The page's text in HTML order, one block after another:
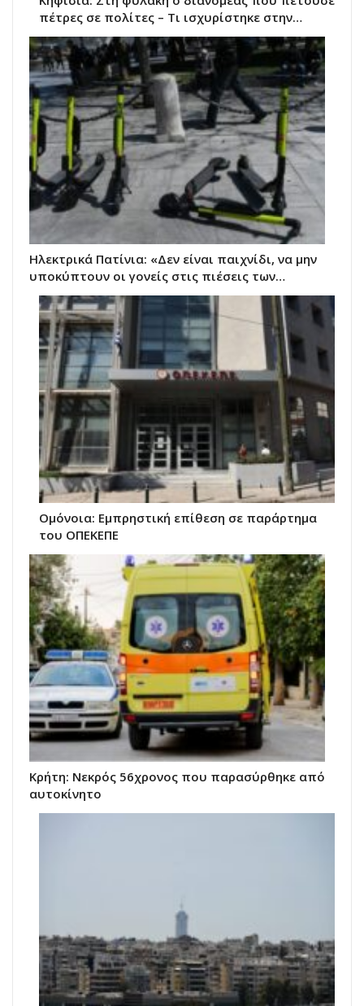
πέτρες σε πολίτες – Τι ισχυρίστηκε στην…
Ηλεκτρικά Πατίνια: «Δεν είναι παιχνίδι, να μην
υποκύπτουν οι γονείς στις πιέσεις των…
Ομόνοια: Εμπρηστική επίθεση σε παράρτημα
του ΟΠΕΚΕΠΕ
Κρήτη: Νεκρός 56χρονος που παρασύρθηκε από
αυτοκίνητο